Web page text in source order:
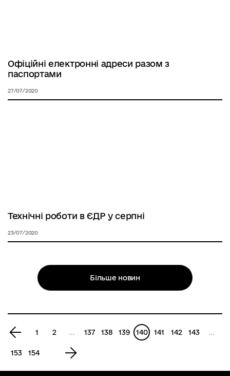
Офіційні електронні адреси разом з
паспортами
27/07/2020
Технічні роботи в ЄДР у серпні
23/07/2020
Більше новин
1 2 ... 137 138 139 140 141 142 143 ...
153 154